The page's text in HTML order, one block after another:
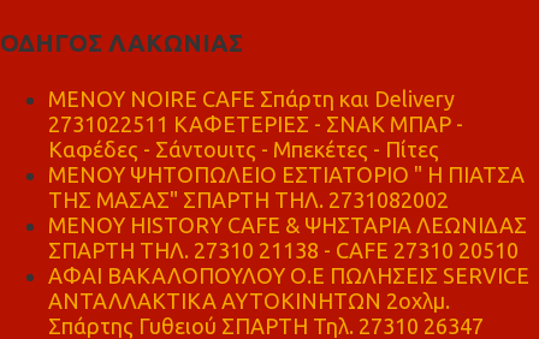
ΟΔΗΓΟΣ ΛΑΚΩΝΙΑΣ
MENOY NOIRE CAFE Σπάρτη και Delivery
2731022511 ΚΑΦΕΤΕΡΙΕΣ - ΣΝΑΚ ΜΠΑΡ -
Καφέδες - Σάντουιτς - Μπεκέτες - Πίτες
ΜΕΝΟΥ ΨΗΤΟΠΩΛΕΙΟ ΕΣΤΙΑΤΟΡΙΟ " Η ΠΙΑΤΣΑ
ΤΗΣ ΜΑΣΑΣ" ΣΠΑΡΤΗ ΤΗΛ. 2731082002
ΜΕΝΟΥ HISTORY CAFE & ΨΗΣΤΑΡΙΑ ΛΕΩΝΙΔΑΣ
ΣΠΑΡΤΗ ΤΗΛ. 27310 21138 - CAFE 27310 20510
ΑΦΑΙ ΒΑΚΑΛΟΠΟΥΛΟΥ Ο.Ε ΠΩΛΗΣΕΙΣ SERVICE
ΑΝΤΑΛΛΑΚΤΙΚΑ ΑΥΤΟΚΙΝΗΤΩΝ 2οχλμ.
Σπάρτης Γυθειού ΣΠΑΡΤΗ Τηλ. 27310 26347